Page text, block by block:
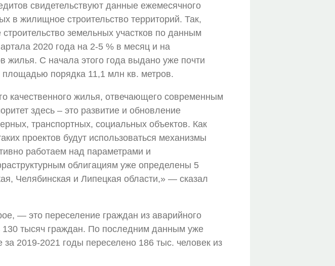
свидетельствуют данные ежемесячного
в жилищное строительство территорий. Так,
земельных участков по данным
2020 года на 2-5 % в месяц и на
жилья. С начала этого года выдано уже почти
порядка 11,1 млн кв. метров.
качественного жилья, отвечающего современным
здесь – это развитие и обновление
транспортных, социальных объектов. Как
проектов будут использоваться механизмы
работаем над параметрами и
облигациям уже определены 5
Челябинская и Липецкая области,» — сказал
— это переселение граждан из аварийного
130 тысяч граждан. По последним данным уже
2019-2021 годы переселено 186 тыс. человек из